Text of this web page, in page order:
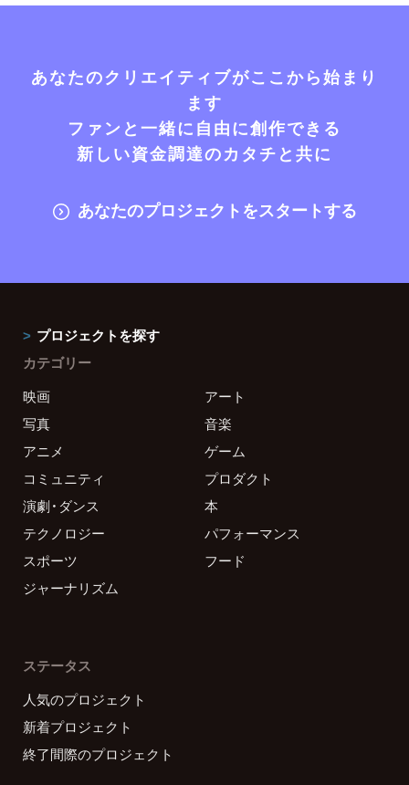
あなたのクリエイティブがここから始まり
ます
ファンと一緒に自由に創作できる
新しい資金調達のカタチと共に
あなたのプロジェクトをスタートする
プロジェクトを探す
カテゴリー
映画
アート
写真
音楽
アニメ
ゲーム
コミュニティ
プロダクト
演劇・ダンス
本
テクノロジー
パフォーマンス
スポーツ
フード
ジャーナリズム
ステータス
人気のプロジェクト
新着プロジェクト
終了間際のプロジェクト